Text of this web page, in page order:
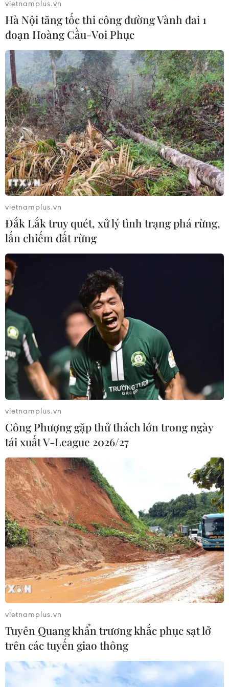
Tết Nguyên đán Trung Quốc là Di sản Văn
hóa Phi vật thể đại diện cho nhân loại
05/12/2024 07:10
Với phạm vi truyền bá ra nước ngoài ngày càng rộng,
Tết Nguyên đán đã trở thành một biểu tượng văn hóa
Trung Quốc được thế giới chấp nhận, công nhận và
đánh giá cao.
vietnamplus.vn
Hà Nội tăng tốc thi công đường Vành đai 1
đoạn Hoàng Cầu-Voi Phục
vietnamplus.vn
Đắk Lắk truy quét, xử lý tình trạng phá rừng,
lấn chiếm đất rừng
vietnamplus.vn
Công Phượng gặp thử thách lớn trong ngày
tái xuất V-League 2026/27
vietnamplus.vn
Tuyên Quang khẩn trương khắc phục sạt lở
trên các tuyến giao thông